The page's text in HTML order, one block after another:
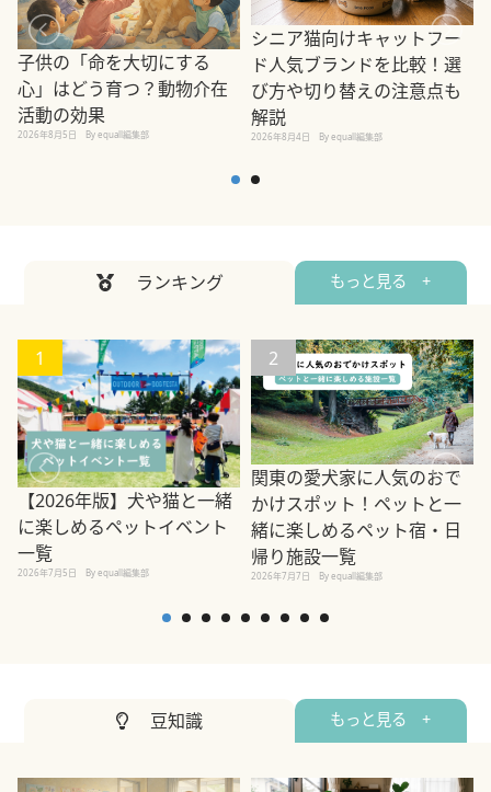
子供の「命を大切にする
心」はどう育つ？動物介在
活動の効果
2026年8月5日 By equall編集部
シニア猫向けキャットフー
ド人気ブランドを比較！選
び方や切り替えの注意点も
解説
2026年8月4日 By equall編集部
ランキング もっと見る +
1
【2026年版】犬や猫と一緒
に楽しめるペットイベント
一覧
2026年7月5日 By equall編集部
2
関東の愛犬家に人気のおで
かけスポット！ペットと一
緒に楽しめるペット宿・日
帰り施設一覧
2026年7月7日 By equall編集部
豆知識 もっと見る +